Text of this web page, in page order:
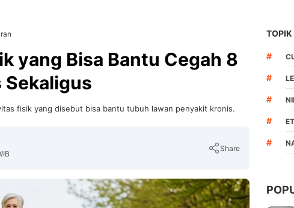
yang Bisa Bantu Cegah 8
Sekaligus
fisik yang disebut bisa bantu tubuh lawan penyakit kronis.
Share
TOPIK
#
#
#
#
#